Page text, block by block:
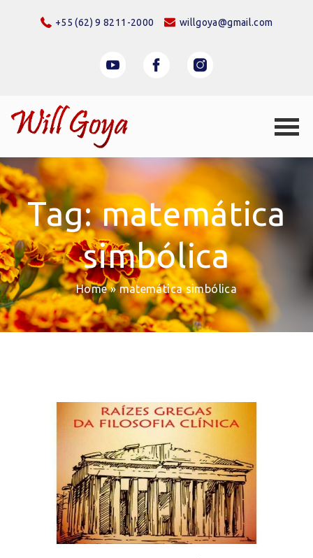
+55 (62) 9 8211-2000 willgoya@gmail.com
Tag: matemática
simbólica
Home»matemática simbólica